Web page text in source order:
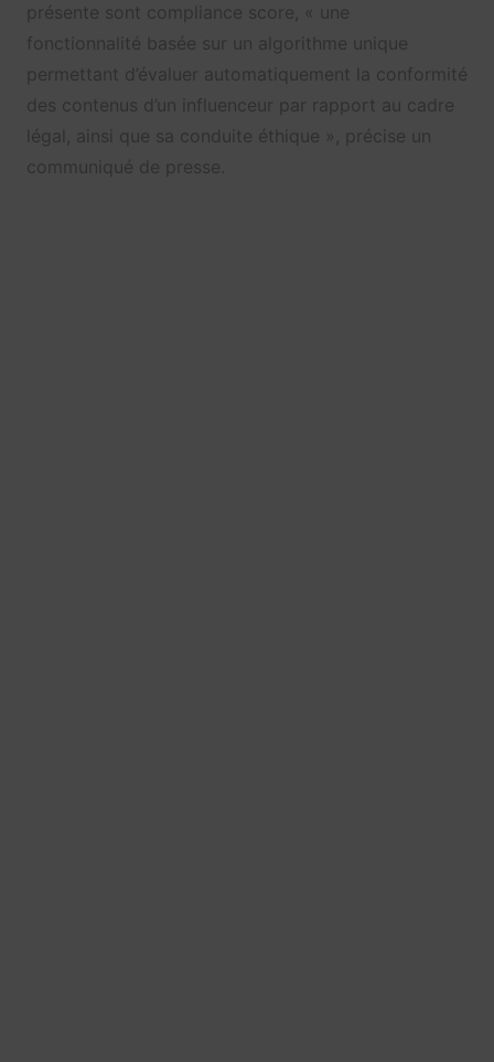
présente sont compliance score, « une
fonctionnalité basée sur un algorithme unique
permettant d’évaluer automatiquement la conformité
des contenus d’un influenceur par rapport au cadre
légal, ainsi que sa conduite éthique », précise un
communiqué de presse.